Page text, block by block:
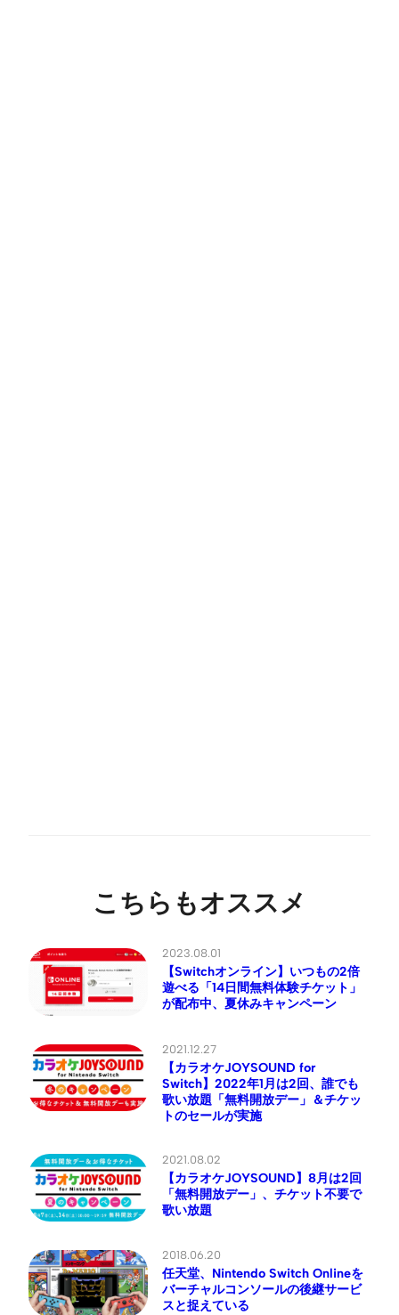
こちらもオススメ
2023.08.01
【Switchオンライン】いつもの2倍
遊べる「14日間無料体験チケット」
が配布中、夏休みキャンペーン
2021.12.27
【カラオケJOYSOUND for
Switch】2022年1月は2回、誰でも
歌い放題「無料開放デー」＆チケッ
トのセールが実施
2021.08.02
【カラオケJOYSOUND】8月は2回
「無料開放デー」、チケット不要で
歌い放題
2018.06.20
任天堂、Nintendo Switch Onlineを
バーチャルコンソールの後継サービ
スと捉えている